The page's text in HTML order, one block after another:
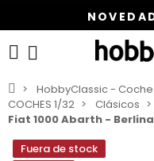
HobbyClassic -
COCHES 1/32
Clásicos
Fiat 1000 Abarth -
Fuera de stock